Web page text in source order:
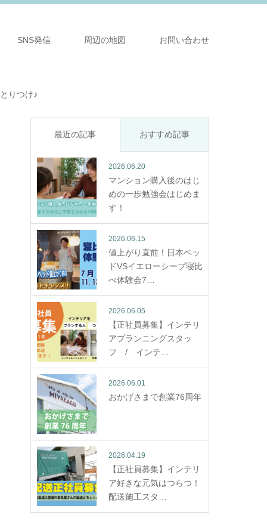
SNS発信 周辺の地図 お問い合わせ
りつけ♪
最近の記事 おすすめ記事
2026.06.20
マンション購入後のはじ
めの一歩勉強会はじめま
す！
2026.06.15
値上がり直前！日本ベッ
ドVSイエローシープ寝比
べ体験会7…
2026.06.05
【正社員募集】インテリ
アプランニングスタッ
フ / インテ…
2026.06.01
おかげさまで創業76周年
2026.04.19
【正社員募集】インテリ
ア好きな元気はつらつ！
配送施工スタ…